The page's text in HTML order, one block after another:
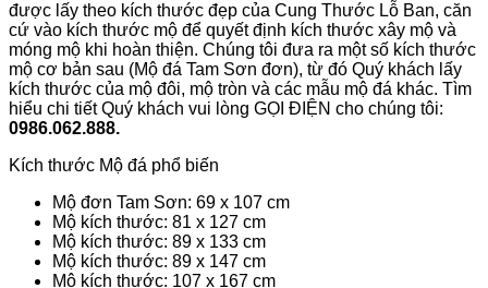
được lấy theo kích thước đẹp của Cung Thước Lỗ Ban, căn
cứ vào kích thước mộ để quyết định kích thước xây mộ và
móng mộ khi hoàn thiện. Chúng tôi đưa ra một số kích thước
mộ cơ bản sau (Mộ đá Tam Sơn đơn), từ đó Quý khách lấy
kích thước của mộ đôi, mộ tròn và các mẫu mộ đá khác. Tìm
hiểu chi tiết Quý khách vui lòng GỌI ĐIỆN cho chúng tôi:
0986.062.888.
Kích thước Mộ đá phổ biến
Mộ đơn Tam Sơn: 69 x 107 cm
Mộ kích thước: 81 x 127 cm
Mộ kích thước: 89 x 133 cm
Mộ kích thước: 89 x 147 cm
Mộ kích thước: 107 x 167 cm